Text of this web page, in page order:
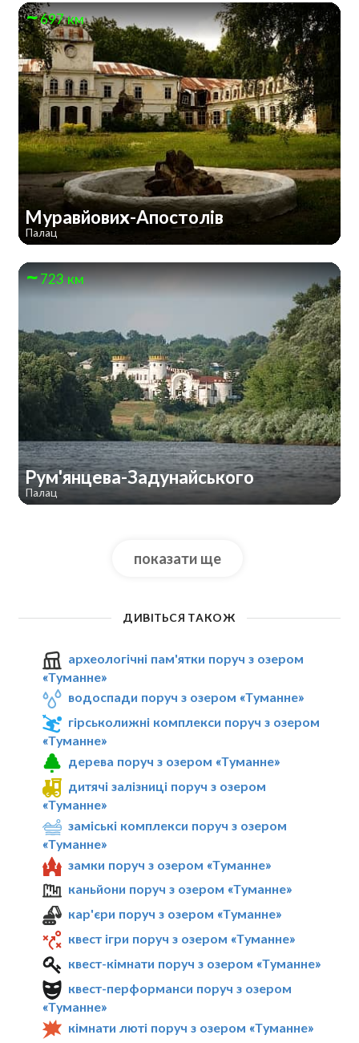
697 км
Муравйових-Апостолів
Палац
723 км
Рум'янцева-Задунайського
Палац
показати ще
ДИВІТЬСЯ ТАКОЖ
археологічні пам'ятки поруч з озером
«Туманне»
водоспади поруч з озером «Туманне»
гірськолижні комплекси поруч з озером
«Туманне»
дерева поруч з озером «Туманне»
дитячі залізниці поруч з озером
«Туманне»
заміські комплекси поруч з озером
«Туманне»
замки поруч з озером «Туманне»
каньйони поруч з озером «Туманне»
кар'єри поруч з озером «Туманне»
квест ігри поруч з озером «Туманне»
квест-кімнати поруч з озером «Туманне»
квест-перформанси поруч з озером
«Туманне»
кімнати люті поруч з озером «Туманне»